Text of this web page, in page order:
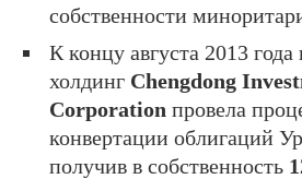
собственности
К концу августа 2013 года
холдинг Chengdong
Corporation провела
конвертации облигаций
получив в собственность